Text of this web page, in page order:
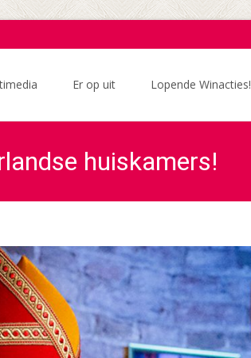
Er op uit Lopende Winacties!
huiskamers!